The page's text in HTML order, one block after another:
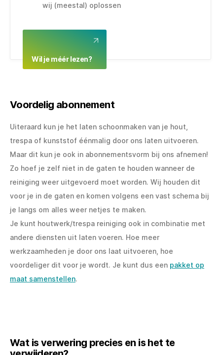
wij (meestal) oplossen
Wil je méér lezen?
Voordelig abonnement
Uiteraard kun je het laten schoonmaken van je hout,
trespa of kunststof éénmalig door ons laten uitvoeren.
Maar dit kun je ook in abonnementsvorm bij ons afnemen!
Zo hoef je zelf niet in de gaten te houden wanneer de
reiniging weer uitgevoerd moet worden. Wij houden dit
voor je in de gaten en komen volgens een vast schema bij
je langs om alles weer netjes te maken.
Je kunt houtwerk/trespa reiniging ook in combinatie met
andere diensten uit laten voeren. Hoe meer
werkzaamheden je door ons laat uitvoeren, hoe
voordeliger dit voor je wordt. Je kunt dus een pakket op
maat samenstellen.
Wat is verwering precies en is het te